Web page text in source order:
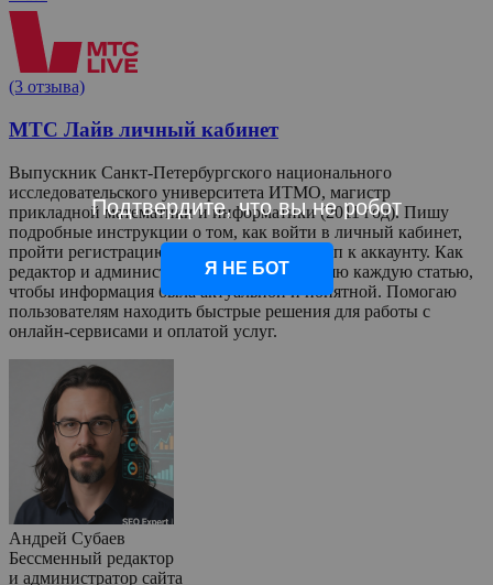
(3 отзыва)
МТС Лайв личный кабинет
Выпускник Санкт-Петербургского национального
исследовательского университета ИТМО, магистр
прикладной математики и информатики (2011 год). Пишу
подробные инструкции о том, как войти в личный кабинет,
пройти регистрацию и восстановить доступ к аккаунту. Как
редактор и администратор сайта, я проверяю каждую статью,
чтобы информация была актуальной и понятной. Помогаю
пользователям находить быстрые решения для работы с
онлайн-сервисами и оплатой услуг.
Андрей Субаев
Бессменный редактор
и администратор сайта
Подтвердите, что вы не робот
Я НЕ БОТ